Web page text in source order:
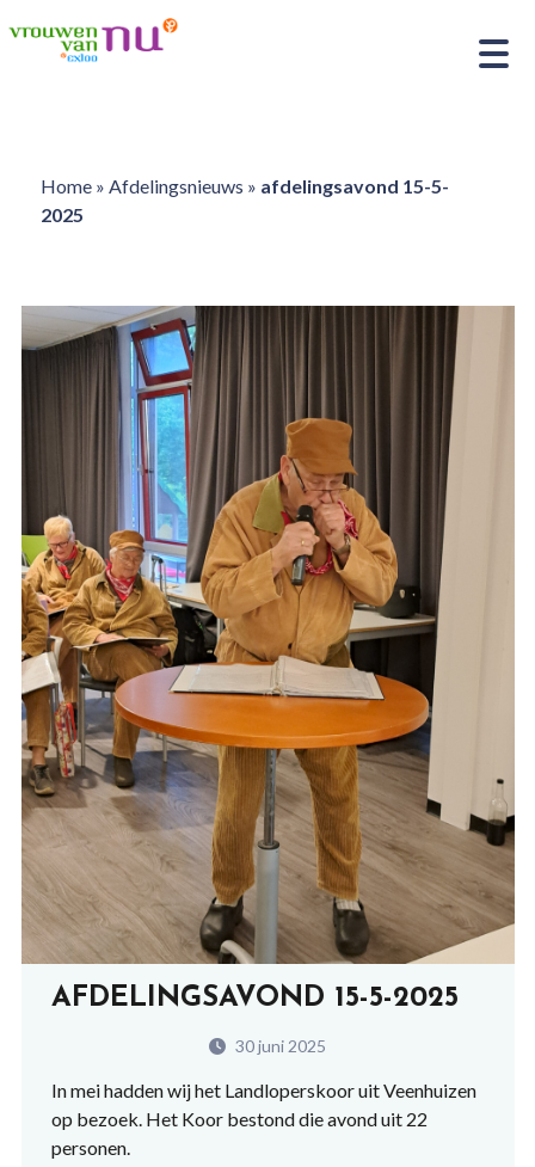
Home» Afdelingsnieuws » afdelingsavond 15-5-
2025
AFDELINGSAVOND 15-5-2025
30 juni 2025
In mei hadden wij het Landloperskoor uit Veenhuizen
op bezoek. Het Koor bestond die avond uit 22
personen.